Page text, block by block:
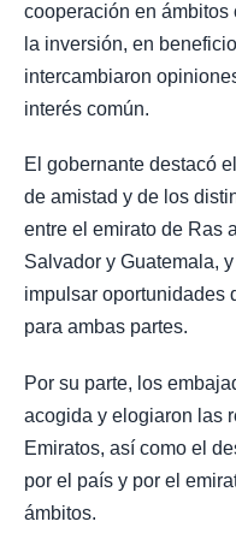
cooperación en ámbitos
la inversión, en
intercambiaron
interés común.
El gobernante destacó
de amistad y de los
entre el emirato de Ras
Salvador y Guatemala,
impulsar oportunidades
para ambas partes.
Por su parte, los
acogida y elogiaron las
Emiratos, así como el
por el país y por el
ámbitos.